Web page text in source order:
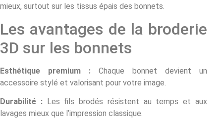
mieux, surtout sur les tissus épais des bonnets.
Les avantages de la broderie
3D sur les bonnets
Esthétique premium : Chaque bonnet devient un
accessoire stylé et valorisant pour votre image.
Durabilité :Les fils brodés résistent au temps et aux
lavages mieux que l’impression classique.